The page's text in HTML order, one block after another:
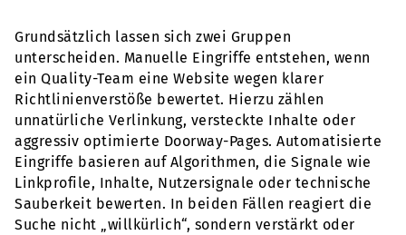
Grundsätzlich lassen sich zwei Gruppen
unterscheiden. Manuelle Eingriffe entstehen, wenn
ein Quality-Team eine Website wegen klarer
Richtlinienverstöße bewertet. Hierzu zählen
unnatürliche Verlinkung, versteckte Inhalte oder
aggressiv optimierte Doorway-Pages. Automatisierte
Eingriffe basieren auf Algorithmen, die Signale wie
Linkprofile, Inhalte, Nutzersignale oder technische
Sauberkeit bewerten. In beiden Fällen reagiert die
Suche nicht „willkürlich“, sondern verstärkt oder